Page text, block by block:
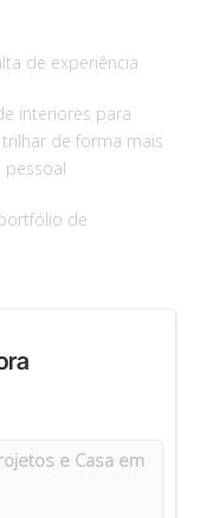
de experiência
interiores para
de forma mais
pessoal
de
e Casa em